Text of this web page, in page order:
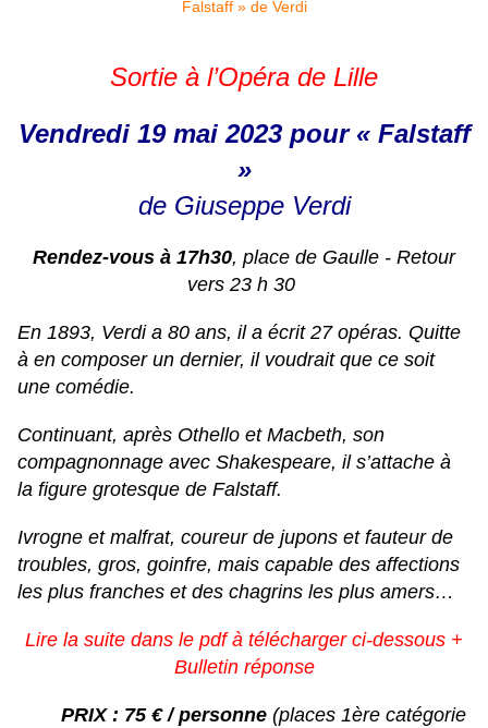
Sortie à l’Opéra de Lille
Vendredi 19 mai 2023 pour « Falstaff
»
de Giuseppe Verdi
Rendez-vous à 17h30, place de Gaulle - Retour
vers 23 h 30
En 1893, Verdi a 80 ans, il a écrit 27 opéras. Quitte
à en composer un dernier, il voudrait que ce soit
une comédie.
Continuant, après Othello et Macbeth, son
compagnonnage avec Shakespeare, il s’attache à
la figure grotesque de Falstaff.
Ivrogne et malfrat, coureur de jupons et fauteur de
troubles, gros, goinfre, mais capable des affections
les plus franches et des chagrins les plus amers…
Lire la suite dans le pdf à télécharger ci-dessous +
Bulletin réponse
PRIX : 75 €/ personne (places 1ère catégorie